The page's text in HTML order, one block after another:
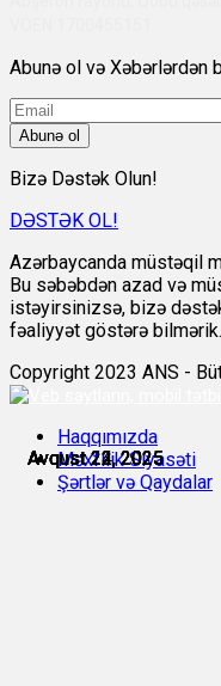
Avqust 22, 2025
Avqust 22, 2025
Avqust 22, 2025
Avqust 22, 2025
Avqust 23, 2025
Avqust 24, 2025
Abunə ol və Xəbərlərdən
Abunə ol
Bizə Dəstək Olun!
DƏSTƏK OL!
Azərbaycanda müstəqil
Bu səbəbdən azad və
istəyirsinizsə, bizə
fəaliyyət göstərə bilmərik.
Copyright 2023 ANS -
Haqqımızda
Məxfilik Siyasəti
Şərtlər və Qaydalar